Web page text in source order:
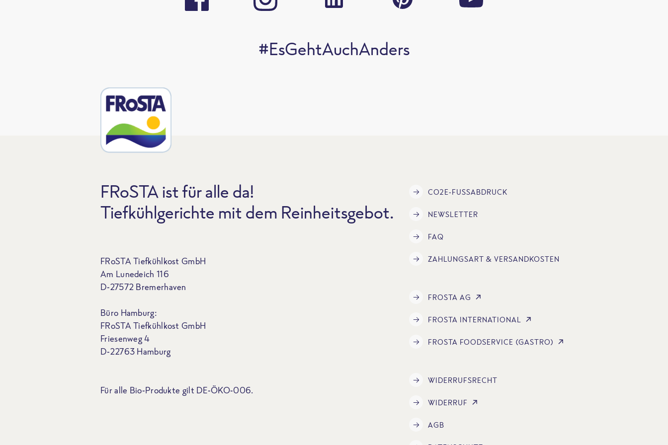
#EsGehtAuchAnders
FRoSTA ist für alle da!
Tiefkühlgerichte mit dem Reinheitsgebot.
FRoSTA Tiefkühlkost GmbH
Am Lunedeich 116
D-27572 Bremerhaven
Büro Hamburg:
FRoSTA Tiefkühlkost GmbH
Friesenweg 4
D-22763 Hamburg
Für alle Bio-Produkte gilt DE-ÖKO-006.
CO2E-FUSSABDRUCK
NEWSLETTER
FAQ
ZAHLUNGSART & VERSANDKOSTEN
FROSTA AG
FROSTA INTERNATIONAL
FROSTA FOODSERVICE (GASTRO)
WIDERRUFSRECHT
WIDERRUF
AGB